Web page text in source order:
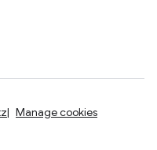
Manage cookies